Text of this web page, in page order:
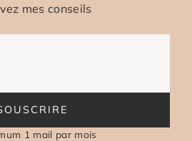
mes conseils
1 mail par mois